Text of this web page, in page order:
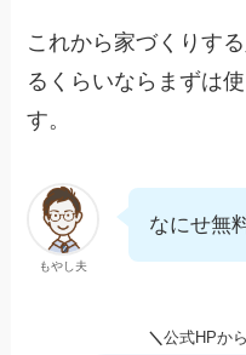
これから家づくりす
るくらいならまずは
す。
もやし夫
なにせ無
＼公式HPか